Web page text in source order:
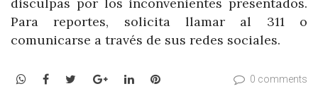
disculpas por los inconvenientes presentados.
Para reportes, solicita llamar al 311 o
comunicarse a través de sus redes sociales.
WhatsApp
Facebook
TwitterGoogle+LinkedInPinterest 0 comments